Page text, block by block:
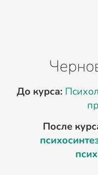
До курса:
После